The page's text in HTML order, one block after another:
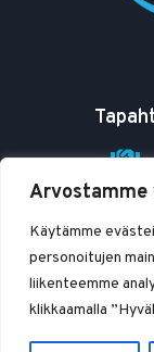
Käytämme
personoitujen
liikenteemme
klikkaamalla
RSO